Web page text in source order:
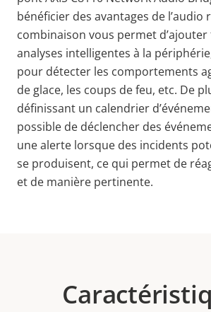
bénéficier des avantages de l’audio
combinaison vous permet
analyses intelligentes à la
pour détecter les comportements
de glace, les coups de feu, etc. De
définissant un calendrier
possible de déclencher des
une alerte lorsque des incidents
se produisent, ce qui permet de
et de manière pertinente.